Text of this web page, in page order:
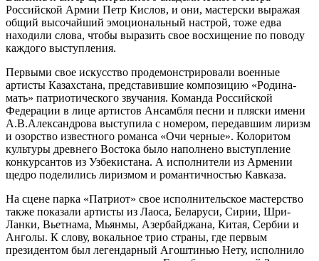
Российской Армии Петр Кислов, и они, мастерски выражая
общий высочайший эмоциональный настрой, тоже едва
находили слова, чтобы выразить свое восхищение по поводу
каждого выступления.
Первыми свое искусство продемонстрировали военные
артисты Казахстана, представившие композицию «Родина-
мать» патриотического звучания. Команда Российской
Федерации в лице артистов Ансамбля песни и пляски имени
А.В.Александрова выступила с номером, передавшим лиризм
и озорство известного романса «Очи черные». Колоритом
культуры древнего Востока было наполнено выступление
конкурсантов из Узбекистана. А исполнители из Армении
щедро поделились лиризмом и романтичностью Кавказа.
На сцене парка «Патриот» свое исполнительское мастерство
также показали артисты из Лаоса, Беларуси, Сирии, Шри-
Ланки, Вьетнама, Мьянмы, Азербайджана, Китая, Сербии и
Анголы. К слову, вокальное трио страны, где первым
президентом был легендарный Агоштинью Нету, исполнило